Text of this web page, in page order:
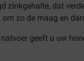
zinkgehalte, dat
zo de maag en
geeft u uw